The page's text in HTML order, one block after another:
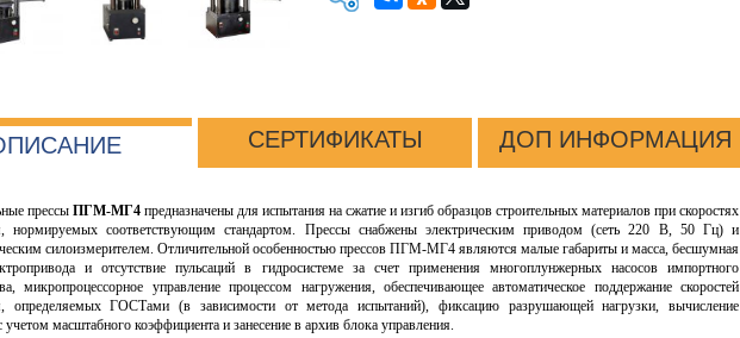
СЕРТИФИКАТЫ ДОП ИНФОРМАЦИЯ
прессы ПГМ-МГ4 предназначены для испытания на сжатие и изгиб образцов строительных материалов при скоростях
нормируемых соответствующим стандартом. Прессы снабжены электрическим приводом (сеть 220 В, 50 Гц) и
силоизмерителем. Отличительной особенностью прессов ПГМ-МГ4 являются малые габариты и масса, бесшумная
и отсутствие пульсаций в гидросистеме за счет применения многоплунжерных насосов импортного
микропроцессорное управление процессом нагружения, обеспечивающее автоматическое поддержание скоростей
определяемых ГОСТами (в зависимости от метода испытаний), фиксацию разрушающей нагрузки, вычисление
учетом масштабного коэффициента и занесение в архив блока управления.